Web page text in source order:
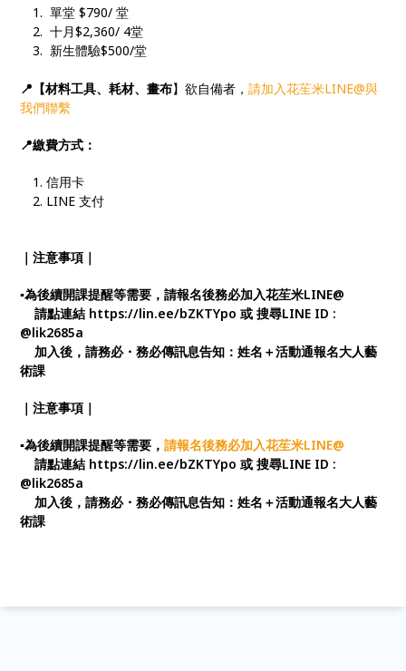
單堂 $790/ 堂
十月$2,360/ 4堂
新生體驗$500/堂
📍【材料工具、耗材、畫布】欲自備者，請加入花苼米LINE@與
我們聯繫
📍繳費方式：
信用卡
LINE 支付
｜注意事項｜
▪️為後續開課提醒等需要，請報名後務必加入花苼米LINE@
請點連結 https://lin.ee/bZKTYpo 或 搜尋LINE ID :
@lik2685a
加入後，請務必・務必傳訊息告知：姓名＋活動通報名大人藝
術課
｜注意事項｜
▪️為後續開課提醒等需要，請報名後務必加入花苼米LINE@
請點連結 https://lin.ee/bZKTYpo 或 搜尋LINE ID :
@lik2685a
加入後，請務必・務必傳訊息告知：姓名＋活動通報名大人藝
術課